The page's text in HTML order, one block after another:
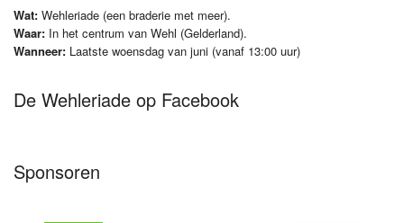
Wat: Wehleriade (een braderie met meer).
Waar: In het centrum van Wehl (Gelderland).
Wanneer: Laatste woensdag van juni (vanaf 13:00 uur)
De Wehleriade op Facebook
Sponsoren